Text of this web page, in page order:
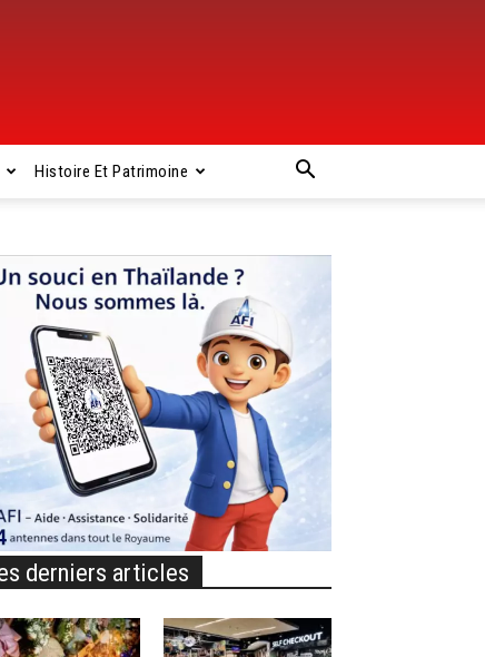
Histoire Et Patrimoine
derniers articles